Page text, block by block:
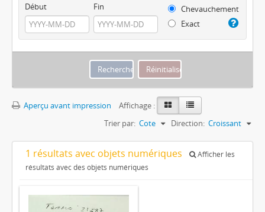
Début Fin
Chevauchement
Exact
Aperçu avant impression
Affichage :
Trier par: Cote Direction: Croissant
1 résultats avec objets numériques
Afficher les
résultats avec des objets numériques